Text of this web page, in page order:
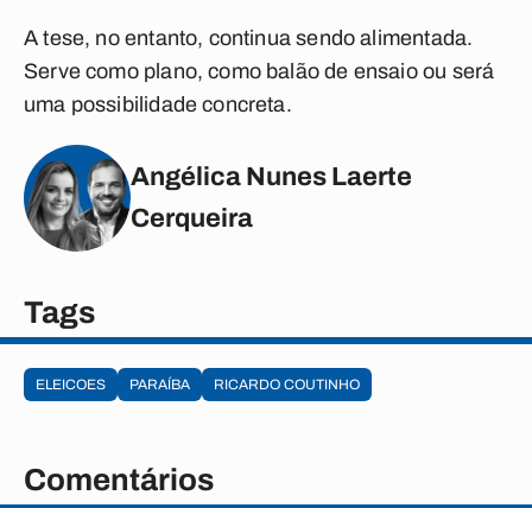
A tese, no entanto, continua sendo alimentada.
Serve como plano, como balão de ensaio ou será
uma possibilidade concreta.
Angélica Nunes Laerte
Cerqueira
Tags
ELEICOES PARAÍBA RICARDO COUTINHO
Comentários